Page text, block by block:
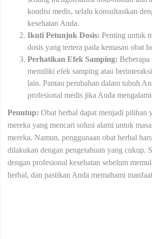
kondisi medis, selalu konsultasikan
kesehatan Anda.
Ikuti Petunjuk Dosis: Penting untuk
dosis yang tertera pada kemasan obat
Perhatikan Efek Samping: Beberapa
memiliki efek samping atau
lain. Pantau perubahan dalam tubuh
profesional medis jika Anda
Penutup: Obat herbal dapat menjadi pilihan
mereka yang mencari solusi alami untuk
mereka. Namun, penggunaan obat herbal
dilakukan dengan pengetahuan yang cukup.
dengan profesional kesehatan sebelum
herbal, dan pastikan Anda memahami